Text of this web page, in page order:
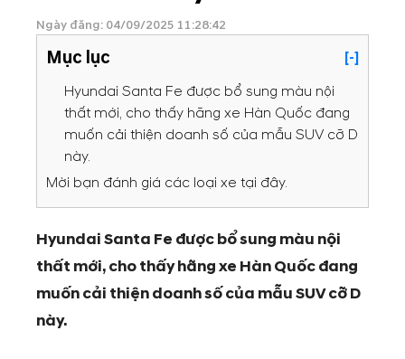
Ngày đăng: 04/09/2025 11:28:42
Mục lục
[-]
Hyundai Santa Fe được bổ sung màu nội
thất mới, cho thấy hãng xe Hàn Quốc đang
muốn cải thiện doanh số của mẫu SUV cỡ D
này.
Mời bạn đánh giá các loại xe tại đây.
Hyundai Santa Fe được bổ sung màu nội
thất mới, cho thấy hãng xe Hàn Quốc đang
muốn cải thiện doanh số của mẫu SUV cỡ D
này.